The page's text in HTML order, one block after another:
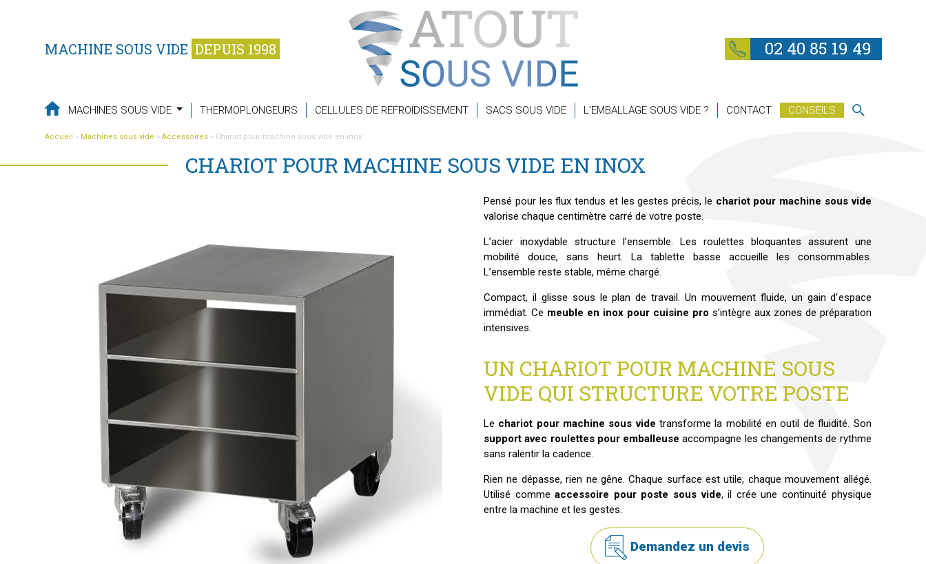
MACHINE SOUS VIDE DEPUIS 1998 02 40 85 19 49
MACHINES SOUS VIDE THERMOPLONGEURS CELLULES DE REFROIDISSEMENT SACS SOUS VIDE L’EMBALLAGE SOUS VIDE ? CONTACT CONSEILS
Accueil » Machines sous vide » Accessoires» Chariot pour machine sous vide en inox
CHARIOT POUR MACHINE SOUS VIDE EN INOX
Pensé pour les flux tendus et les gestes précis, le chariot pour machine sous vide
valorise chaque centimètre carré de votre poste.
L’acier inoxydable structure l’ensemble. Les roulettes bloquantes assurent une
mobilité douce, sans heurt. La tablette basse accueille les consommables.
L’ensemble reste stable, même chargé.
Compact, il glisse sous le plan de travail. Un mouvement fluide, un gain d’espace
immédiat. Ce meuble en inox pour cuisine pro s’intègre aux zones de préparation
intensives.
UN CHARIOT POUR MACHINE SOUS
VIDE QUI STRUCTURE VOTRE POSTE
Le chariot pour machine sous vide transforme la mobilité en outil de fluidité. Son
support avec roulettes pour emballeuse accompagne les changements de rythme
sans ralentir la cadence.
Rien ne dépasse, rien ne gêne. Chaque surface est utile, chaque mouvement allégé.
Utilisé commeaccessoire pour poste sous vide, il crée une continuité physique
entre la machine et les gestes.
Demandez un devis